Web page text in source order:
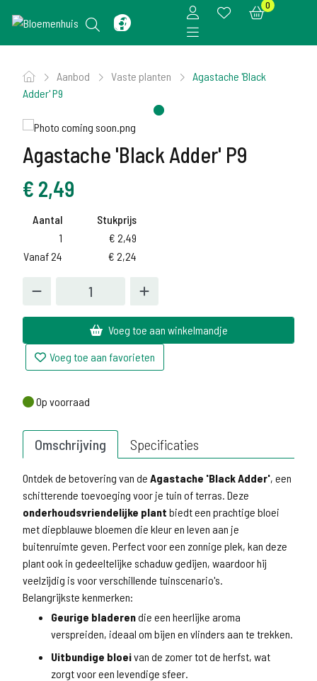
0
Aanbod Vaste planten
Agastache 'Black
Adder' P9
Agastache 'Black Adder' P9
€ 2,49
Aantal
Stukprijs
1
€ 2,49
Vanaf 24
€ 2,24
Voeg toe aan winkelmandje
Voeg toe aan favorieten
Op voorraad
Op voorraad
Omschrijving Specificaties
Ontdek de betovering van de Agastache 'Black Adder', een
schitterende toevoeging voor je tuin of terras. Deze
onderhoudsvriendelijke plant biedt een prachtige bloei
met diepblauwe bloemen die kleur en leven aan je
buitenruimte geven. Perfect voor een zonnige plek, kan deze
plant ook in gedeeltelijke schaduw gedijen, waardoor hij
veelzijdig is voor verschillende tuinscenario's.
Belangrijkste kenmerken:
Geurige bladerendie een heerlijke aroma
verspreiden, ideaal om bijen en vlinders aan te trekken.
Uitbundige bloeivan de zomer tot de herfst, wat
zorgt voor een levendige sfeer.